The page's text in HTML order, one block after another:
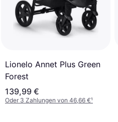
Lionelo Annet Plus Green
Forest
139,99 €
Oder 3 Zahlungen von 46,66 €¹